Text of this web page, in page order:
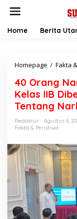
Home Berita
Homepage / Fakta
40 Orang
Kelas IIB
Tentang
Redaktur
Agustus 6,
Fakta & Peristiwa